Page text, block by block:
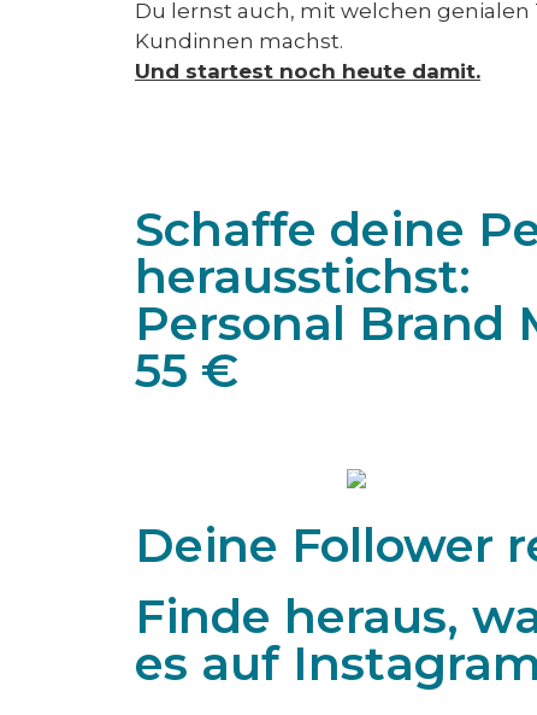
Du lernst auch, mit welchen
Kundinnen machst.
Und startest noch heute damit.
Schaffe deine
herausstichst:
Personal Brand
55 €
Deine Follower
Finde heraus,
es auf